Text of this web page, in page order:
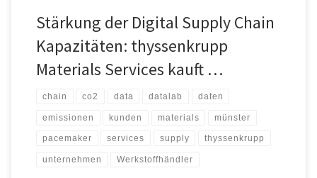
Stärkung der Digital Supply Chain
Kapazitäten: thyssenkrupp
Materials Services kauft …
chain co2 data datalab daten
emissionen kunden materials münster
pacemaker services supply thyssenkrupp
unternehmen Werkstoffhändler